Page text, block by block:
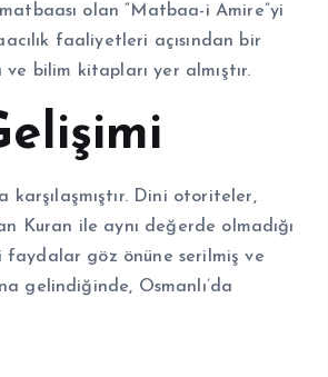
olan “Matbaa-i Amire”yi
faaliyetleri açısından bir
bilim kitapları yer almıştır.
karşılaşmıştır. Dini otoriteler,
Kuran ile aynı değerde olmadığı
faydalar göz önüne serilmiş ve
gelindiğinde, Osmanlı’da